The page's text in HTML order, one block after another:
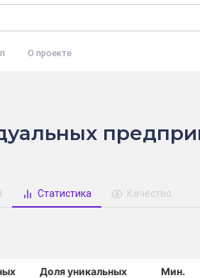
О проекте
Статистика Качество
Доля уникальных
Мин.